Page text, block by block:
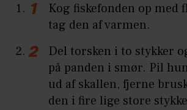
Kog fiskefonden op med
tag den af varmen.
Del torsken i to stykker
på panden i smør. Pil
ud af skallen, fjerne
den i fire lige store